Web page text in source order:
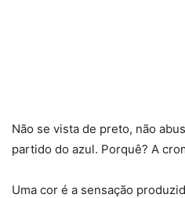
Não se vista de preto, não
partido do azul. Porquê? A
Uma cor é a sensação